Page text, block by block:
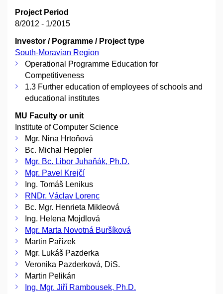
Project Period
8/2012 - 1/2015
Investor / Pogramme / Project type
South-Moravian Region
Operational Programme Education for
Competitiveness
1.3 Further education of employees of schools and
educational institutes
MU Faculty or unit
Institute of Computer Science
Mgr. Nina Hrtoňová
Bc. Michal Heppler
Mgr. Bc. Libor Juhaňák, Ph.D.
Mgr. Pavel Krejčí
Ing. Tomáš Lenikus
RNDr. Václav Lorenc
Bc. Mgr. Henrieta Mikleová
Ing. Helena Mojdlová
Mgr. Marta Novotná Buršíková
Martin Pařízek
Mgr. Lukáš Pazderka
Veronika Pazderková, DiS.
Martin Pelikán
Ing. Mgr. Jiří Rambousek, Ph.D.